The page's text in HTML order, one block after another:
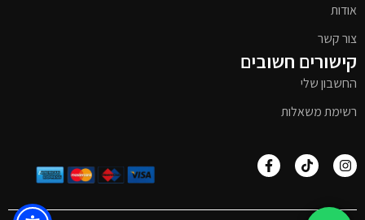
אודות
צור קשר
קישורים חשובים
החשבון שלי
רשימת משאלות